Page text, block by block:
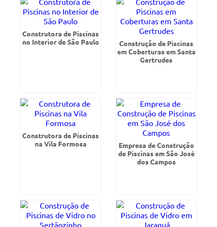
Construtora de Piscinas
no Interior de São Paulo
Construção de Piscinas
em Coberturas em Santa
Gertrudes
Construtora de Piscinas
na Vila Formosa
Empresa de Construção
de Piscinas em São José
dos Campos